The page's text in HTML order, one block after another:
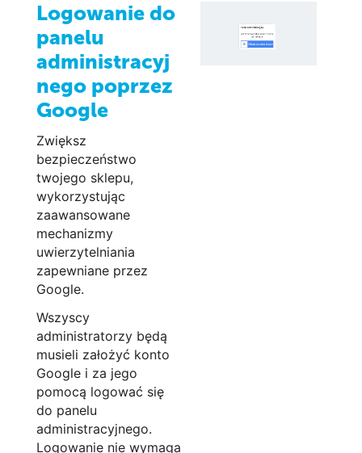
Logowanie do
panelu
administracyj
nego poprzez
Google
Zwiększ
bezpieczeństwo
twojego sklepu,
wykorzystując
zaawansowane
mechanizmy
uwierzytelniania
zapewniane przez
Google.
Wszyscy
administratorzy będą
musieli założyć konto
Google i za jego
pomocą logować się
do panelu
administracyjnego.
Logowanie nie wymaga